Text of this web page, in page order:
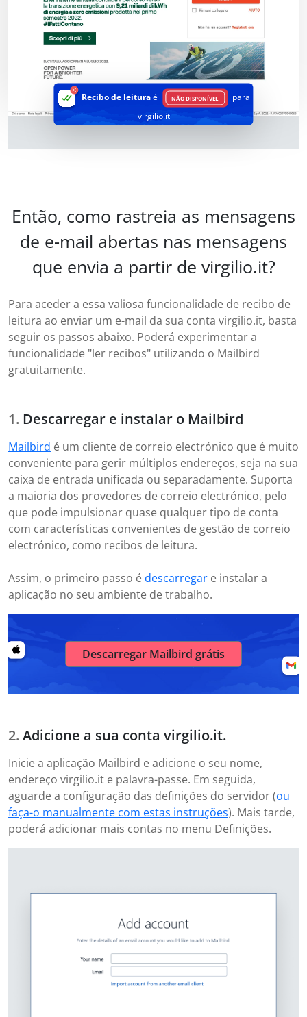
Recibo de leituraé NÃO DISPONÍVEL
para
virgilio.it
Então, como rastreia as mensagens
de e-mail abertas nas mensagens
que envia a partir de virgilio.it?
Para aceder a essa valiosa funcionalidade de recibo de
leitura ao enviar um e-mail da sua conta virgilio.it, basta
seguir os passos abaixo. Poderá experimentar a
funcionalidade "ler recibos" utilizando o Mailbird
gratuitamente.
Descarregar e instalar o Mailbird
Mailbird é um cliente de correio electrónico que é muito
conveniente para gerir múltiplos endereços, seja na sua
caixa de entrada unificada ou separadamente. Suporta
a maioria dos provedores de correio electrónico, pelo
que pode impulsionar quase qualquer tipo de conta
com características convenientes de gestão de correio
electrónico, como recibos de leitura.
Assim, o primeiro passo é descarregar e instalar a
aplicação no seu ambiente de trabalho.
Descarregar Mailbird grátis
Adicione a sua conta virgilio.it.
Inicie a aplicação Mailbird e adicione o seu nome,
endereço virgilio.it e palavra-passe. Em seguida,
aguarde a configuração das definições do servidor (ou
faça-o manualmente com estas instruções). Mais tarde,
poderá adicionar mais contas no menu Definições.